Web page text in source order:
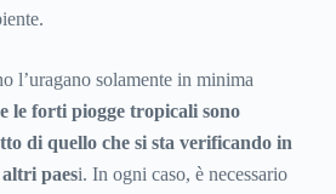
l’uragano solamente in minima
le forti piogge tropicali sono
di quello che si sta verificando in
paesi. In ogni caso, è necessario